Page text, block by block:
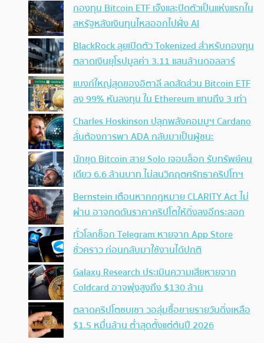
กองทุน Bitcoin ETF เจ๊งและปิดตัวเป็นแห่งแรกใน
สหรัฐหลังเงินทุนไหลออกไปฝั่ง AI
BlackRock ลุยเปิดตัว Tokenized สำหรับกองทุน
ตลาดเงินยุโรปมูลค่า 3.11 แสนล้านดอลลาร์
แบงก์ใหญ่สุดของอิตาลี ลดสัดส่วน Bitcoin ETF
ลง 99% หันลงทุน ใน Ethereum แทนถึง 3 เท่า
Charles Hoskinson ปลุกพลังคอมมูฯ Cardano
ลั่นต้องการพา ADA กลับมาเป็นผู้ชนะ
นักขุด Bitcoin สาย Solo เจอบล็อก รับทรัพย์คน
เดียว 6.6 ล้านบาท ไม่สนวิกฤตศรัทธาคริปโทฯ
Bernstein เตือนหากกฎหมาย CLARITY Act ไม่
ผ่าน อาจกดดันราคาคริปโตให้ดิ่งลงอีกระลอก
ทั่วโลกช็อก Telegram หายจาก App Store
ชั่วคราว ก่อนกลับมาใช้งานได้ปกติ
Galaxy Research ประเมินความเสียหายจาก
Coldcard อาจพุ่งสูงถึง $130 ล้าน
ตลาดคริปโตซบเซา วอลุ่มซื้อขายรายวันดิ่งเหลือ
$1.5 หมื่นล้าน ต่ำสุดตั้งแต่ต้นปี 2026